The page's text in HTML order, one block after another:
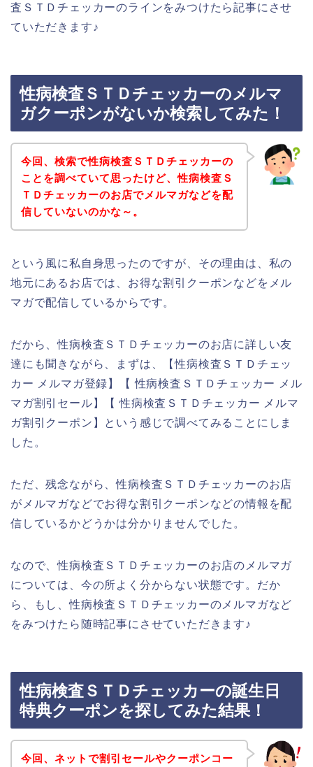
査ＳＴＤチェッカーのラインをみつけたら記事にさせ
ていただきます♪
性病検査ＳＴＤチェッカーのメルマ
ガクーポンがないか検索してみた！
今回、検索で性病検査ＳＴＤチェッカーの
ことを調べていて思ったけど、性病検査Ｓ
ＴＤチェッカーのお店でメルマガなどを配
信していないのかな～。
という風に私自身思ったのですが、その理由は、私の
地元にあるお店では、お得な割引クーポンなどをメル
マガで配信しているからです。
だから、性病検査ＳＴＤチェッカーのお店に詳しい友
達にも聞きながら、まずは、【性病検査ＳＴＤチェッ
カー メルマガ登録】【 性病検査ＳＴＤチェッカー メル
マガ割引セール】【 性病検査ＳＴＤチェッカー メルマ
ガ割引クーポン】という感じで調べてみることにしま
した。
ただ、残念ながら、性病検査ＳＴＤチェッカーのお店
がメルマガなどでお得な割引クーポンなどの情報を配
信しているかどうかは分かりませんでした。
なので、性病検査ＳＴＤチェッカーのお店のメルマガ
については、今の所よく分からない状態です。だか
ら、もし、性病検査ＳＴＤチェッカーのメルマガなど
をみつけたら随時記事にさせていただきます♪
性病検査ＳＴＤチェッカーの誕生日
特典クーポンを探してみた結果！
今回、ネットで割引セールやクーポンコー